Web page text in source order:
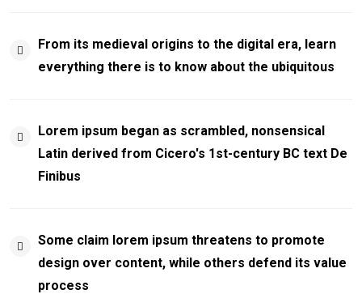
From its medieval origins to the digital era, learn
everything there is to know about the ubiquitous
Lorem ipsum began as scrambled, nonsensical
Latin derived from Cicero's 1st-century BC text De
Finibus
Some claim lorem ipsum threatens to promote
design over content, while others defend its value
process